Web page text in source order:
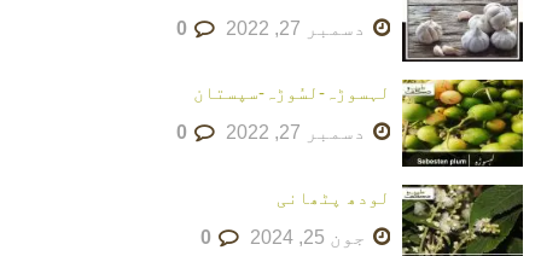
دسمبر 27, 2022
لہسوڑہ-لسُوڑہ-سپستان
دسمبر 27, 2022
لودھ پٹھانی
جون 25, 2024